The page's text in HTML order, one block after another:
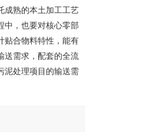
成熟的本土加工工艺
中，也要对核心零部
贴合物料特性，能有
送需求，配套的全流
泥处理项目的输送需